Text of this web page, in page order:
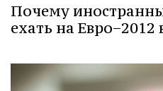
Почему
ехать на Евро−2012